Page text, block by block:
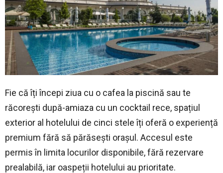
Fie că îți începi ziua cu o cafea la piscină sau te
răcorești după-amiaza cu un cocktail rece, spațiul
exterior al hotelului de cinci stele îți oferă o experiență
premium fără să părăsești orașul. Accesul este
permis în limita locurilor disponibile, fără rezervare
prealabilă, iar oaspeții hotelului au prioritate.